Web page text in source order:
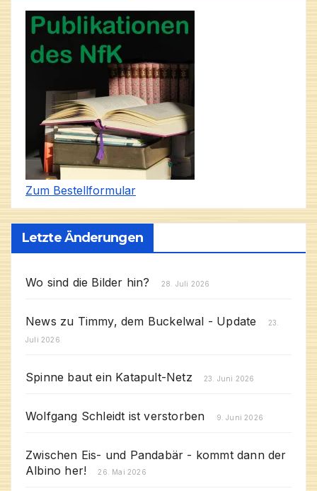
Zum Bestellformular
Letzte Änderungen
Wo sind die Bilder hin? 28. Juli 2026
News zu Timmy, dem Buckelwal - Update
23.
Juli 2026
Spinne baut ein Katapult-Netz 23. Juni 2026
Wolfgang Schleidt ist verstorben 9. Juni 2026
Zwischen Eis- und Pandabär - kommt dann der
Albino her!
26. Mai 2026